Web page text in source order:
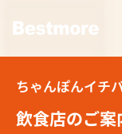
ちゃんぽんイチ
飲食店のご案